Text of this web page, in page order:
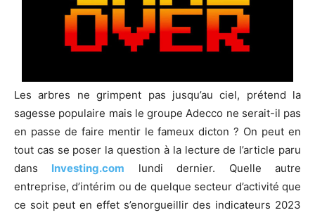
Les arbres ne grimpent pas jusqu’au ciel, prétend la
sagesse populaire mais le groupe Adecco ne serait-il pas
en passe de faire mentir le fameux dicton ? On peut en
tout cas se poser la question à la lecture de l’article paru
dans Investing.com lundi dernier. Quelle autre
entreprise, d’intérim ou de quelque secteur d’activité que
ce soit peut en effet s’enorgueillir des indicateurs 2023